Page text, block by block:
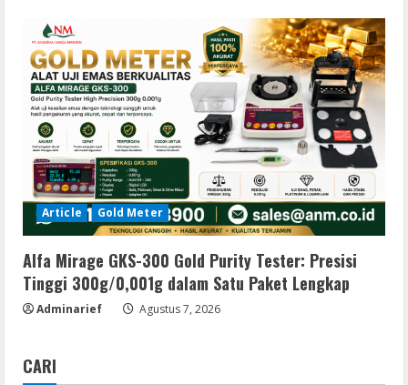
Article Gold Meter
Alfa Mirage GKS-300 Gold Purity Tester: Presisi
Tinggi 300g/0,001g dalam Satu Paket Lengkap
Adminarief Agustus 7, 2026
CARI